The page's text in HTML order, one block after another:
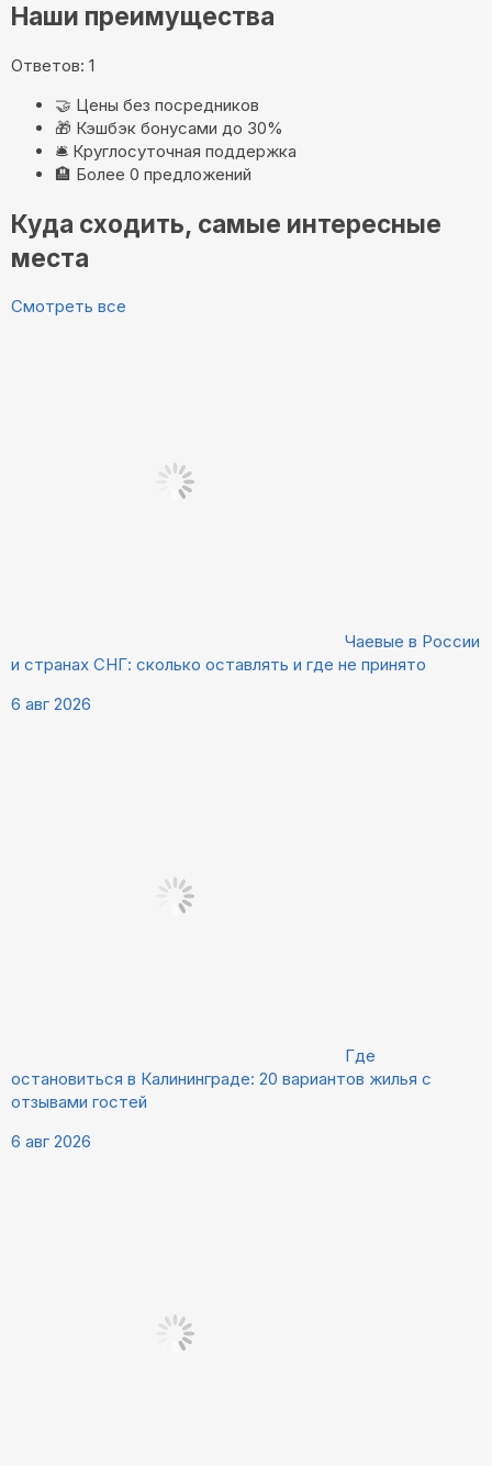
Наши преимущества
Ответов: 1
🤝 Цены без посредников
🎁 Кэшбэк бонусами до 30%
🛎️ Круглосуточная поддержка
🏨 Более 0 предложений
Куда сходить, самые интересные
места
Смотреть все
Чаевые в России
и странах СНГ: сколько оставлять и где не принято
6 авг 2026
Где
остановиться в Калининграде: 20 вариантов жилья с
отзывами гостей
6 авг 2026